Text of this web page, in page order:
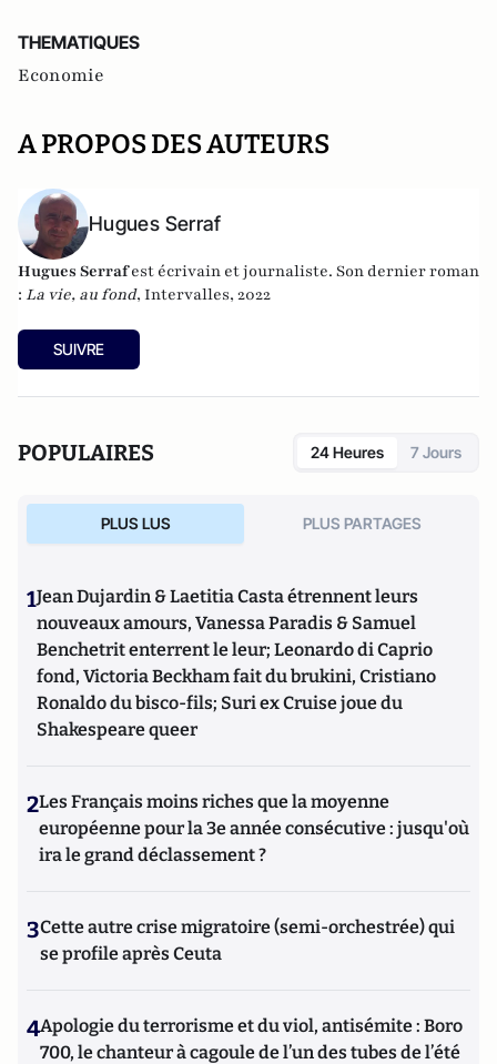
THEMATIQUES
Economie
A PROPOS DES AUTEURS
Hugues Serraf
Hugues Serrafest écrivain et journaliste. Son dernier roman
: La vie, au fond, Intervalles, 2022
SUIVRE
POPULAIRES 24 Heures 7 Jours
PLUS LUS PLUS PARTAGES
1Jean Dujardin & Laetitia Casta étrennent leurs
nouveaux amours, Vanessa Paradis & Samuel
Benchetrit enterrent le leur; Leonardo di Caprio
fond, Victoria Beckham fait du brukini, Cristiano
Ronaldo du bisco-fils; Suri ex Cruise joue du
Shakespeare queer
2Les Français moins riches que la moyenne
européenne pour la 3e année consécutive : jusqu'où
ira le grand déclassement ?
3Cette autre crise migratoire (semi-orchestrée) qui
se profile après Ceuta
4Apologie du terrorisme et du viol, antisémite : Boro
700, le chanteur à cagoule de l’un des tubes de l’été